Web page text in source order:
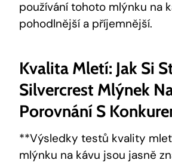
používání ⁢tohoto mlýnku na
pohodlnější ‌a příjemnější.
Kvalita Mletí: Jak Si
Silvercrest Mlýnek
‍porovnání S
**Výsledky testů kvality⁢
mlýnku na kávu jsou jasně